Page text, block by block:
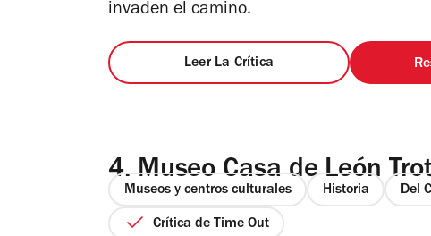
invaden el camino.
Leer La Crítica
4. Museo Casa de León
Museos y centros culturales Historia Del
Crítica de Time Out